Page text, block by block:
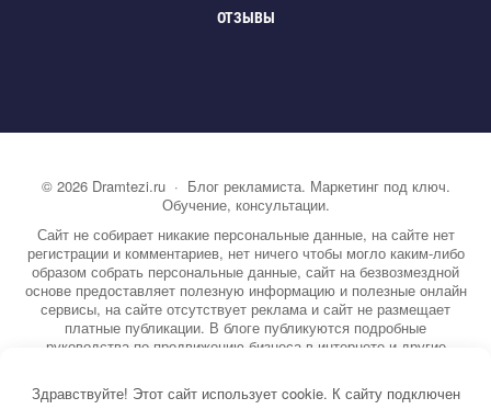
ОТЗЫВЫ
© 2026 Dramtezi.ru· Блог рекламиста. Маркетинг под ключ.
Обучение, консультации.
Сайт не собирает никакие персональные данные, на сайте нет
регистрации и комментариев, нет ничего чтобы могло каким-либо
образом собрать персональные данные, сайт на безвозмездной
основе предоставляет полезную информацию и полезные онлайн
сервисы, на сайте отсутствует реклама и сайт не размещает
платные публикации. В блоге публикуются подробные
руководства по продвижению бизнеса в интернете и другие
информацию о маркетинге, рекламе, копирайтинге и другие темы.
На сайте опубликовано более 3000 статей.
Здравствуйте! Этот сайт использует cookie. К сайту подключен